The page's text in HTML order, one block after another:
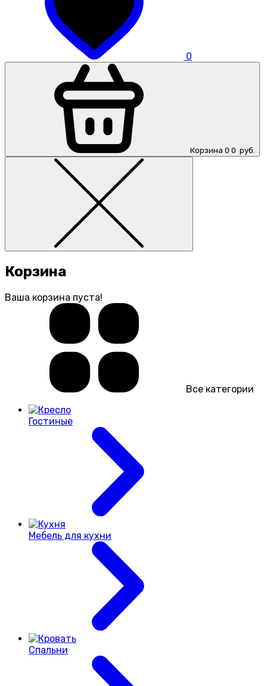
0
Корзина 0 0 руб.
Корзина
Ваша корзина пуста!
Все категории
Гостиные
Мебель для кухни
Спальни